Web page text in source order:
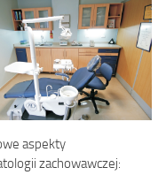
aspekty
zachowawczej: